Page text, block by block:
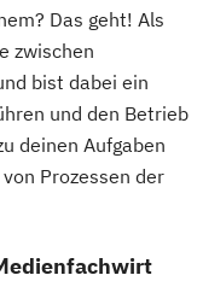
Das geht! Als
zwischen
bist dabei ein
und den Betrieb
deinen Aufgaben
Prozessen der